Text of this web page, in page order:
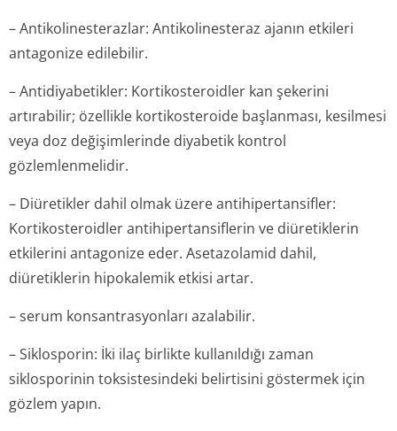
– Antikolineste­razlar: Antikolinesteraz ajanın etkileri
antagonize edilebilir.
– Antidiyabetikler: Kortikosteroidler kan şekerini
artırabilir; özellikle kortikosteroide başlanması, kesilmesi
veya doz değişimlerinde diyabetik kontrol
gözlemlenmelidir.
– Diüretikler dahil olmak üzere antihipertansifler:
Kortikosteroidler antihipertansi­flerin ve diüretiklerin
etkilerini antagonize eder. Asetazolamid dahil,
diüretiklerin hipokalemik etkisi artar.
– serum konsantrasyonları azalabilir.
– Siklosporin: İki ilaç birlikte kullanıldığı zaman
siklosporinin toksistesindeki belirtisini göstermek için
gözlem yapın.